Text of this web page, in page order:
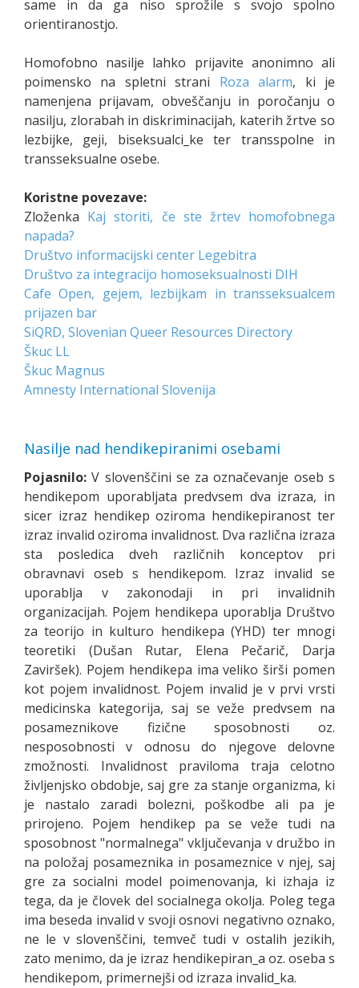
same in da ga niso sprožile s svojo spolno
orientiranostjo.
Homofobno nasilje lahko prijavite anonimno ali
poimensko na spletni strani Roza alarm, ki je
namenjena prijavam, obveščanju in poročanju o
nasilju, zlorabah in diskriminacijah, katerih žrtve so
lezbijke, geji, biseksualci_ke ter transspolne in
transseksualne osebe.
Koristne povezave:
Zloženka Kaj storiti, če ste žrtev homofobnega
napada?
Društvo informacijski center Legebitra
Društvo za integracijo homoseksualnosti DIH
Cafe Open, gejem, lezbijkam in transseksualcem
prijazen bar
SiQRD, Slovenian Queer Resources Directory
Škuc LL
Škuc Magnus
Amnesty International Slovenija
Nasilje nad hendikepiranimi osebami
Pojasnilo: V slovenščini se za označevanje oseb s
hendikepom uporabljata predvsem dva izraza, in
sicer izraz hendikep oziroma hendikepiranost ter
izraz invalid oziroma invalidnost. Dva različna izraza
sta posledica dveh različnih konceptov pri
obravnavi oseb s hendikepom. Izraz invalid se
uporablja v zakonodaji in pri invalidnih
organizacijah. Pojem hendikepa uporablja Društvo
za teorijo in kulturo hendikepa (YHD) ter mnogi
teoretiki (Dušan Rutar, Elena Pečarič, Darja
Zaviršek). Pojem hendikepa ima veliko širši pomen
kot pojem invalidnost. Pojem invalid je v prvi vrsti
medicinska kategorija, saj se veže predvsem na
posameznikove fizične sposobnosti oz.
nesposobnosti v odnosu do njegove delovne
zmožnosti. Invalidnost praviloma traja celotno
življenjsko obdobje, saj gre za stanje organizma, ki
je nastalo zaradi bolezni, poškodbe ali pa je
prirojeno. Pojem hendikep pa se veže tudi na
sposobnost "normalnega" vključevanja v družbo in
na položaj posameznika in posameznice v njej, saj
gre za socialni model poimenovanja, ki izhaja iz
tega, da je človek del socialnega okolja. Poleg tega
ima beseda invalid v svoji osnovi negativno oznako,
ne le v slovenščini, temveč tudi v ostalih jezikih,
zato menimo, da je izraz hendikepiran_a oz. oseba s
hendikepom, primernejši od izraza invalid_ka.